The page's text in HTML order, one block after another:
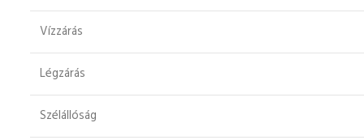
Vízzárás
Légzárás
Szélállóság